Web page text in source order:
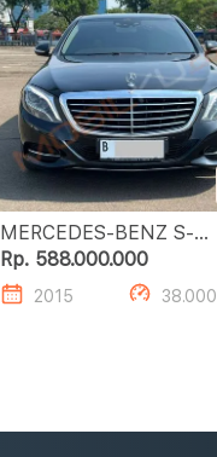
MERCEDES-BENZ S-
CLASS S400 L
Rp. 588.000.000
2015 38.000